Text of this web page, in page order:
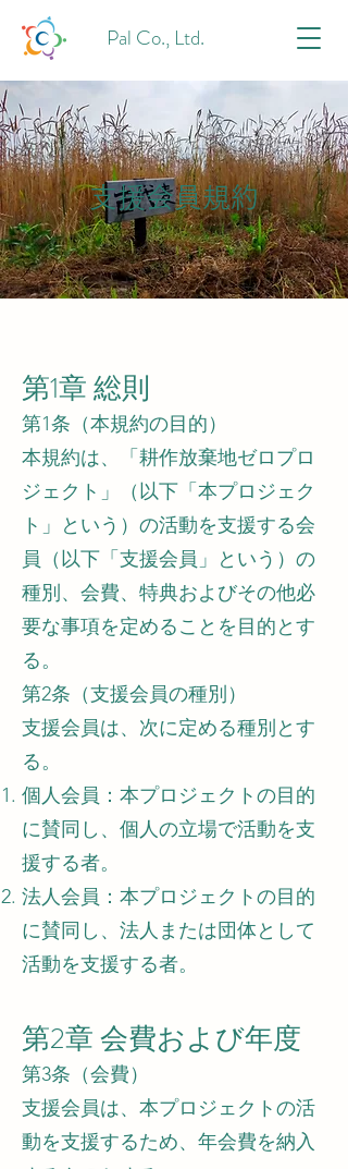
Pal Co., Ltd.
支援会員規約
第1章 総則
第1条（本規約の目的）
本規約は、「耕作放棄地ゼロプロ
ジェクト」（以下「本プロジェク
ト」という）の活動を支援する会
員（以下「支援会員」という）の
種別、会費、特典およびその他必
要な事項を定めることを目的とす
る。
第2条（支援会員の種別）
支援会員は、次に定める種別とす
る。
個人会員：本プロジェクトの目的
に賛同し、個人の立場で活動を支
援する者。
法人会員：本プロジェクトの目的
に賛同し、法人または団体として
活動を支援する者。
第2章 会費および年度
第3条（会費）
支援会員は、本プロジェクトの活
動を支援するため、年会費を納入